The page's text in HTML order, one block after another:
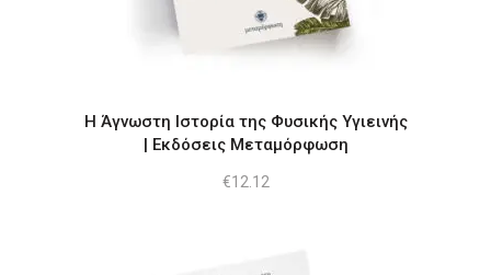
Η Άγνωστη Ιστορία της Φυσικής Υγιεινής
| Εκδόσεις Μεταμόρφωση
€12.12